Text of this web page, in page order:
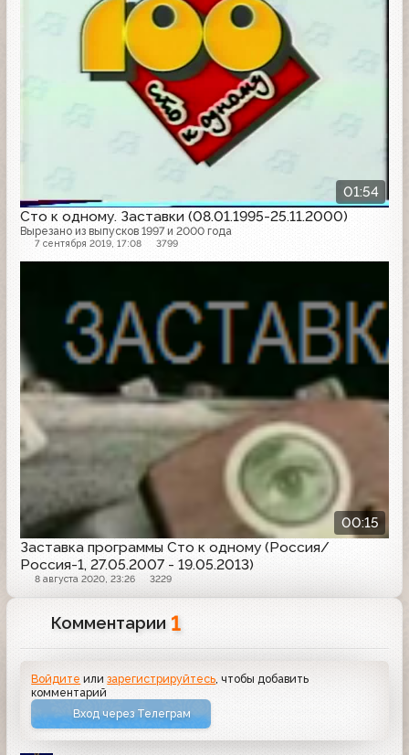
01:54
Сто к одному. Заставки (08.01.1995-25.11.2000)
Вырезано из выпусков 1997 и 2000 года
7 сентября 2019, 17:08 3799
00:15
Заставка программы Сто к одному (Россия/
Россия-1, 27.05.2007 - 19.05.2013)
8 августа 2020, 23:26 3229
Комментарии 1
Войдите илизарегистрируйтесь, чтобы добавить
комментарий
Вход через Телеграм